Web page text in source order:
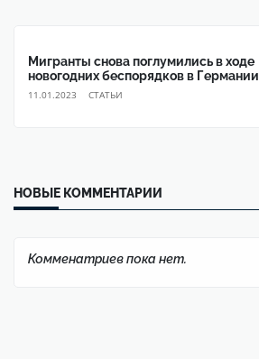
Мигранты снова поглумились в ходе
новогодних беспорядков в Германии
11.01.2023 CТАТЬИ
НОВЫЕ КОММЕНТАРИИ
Комменатриев пока нет.